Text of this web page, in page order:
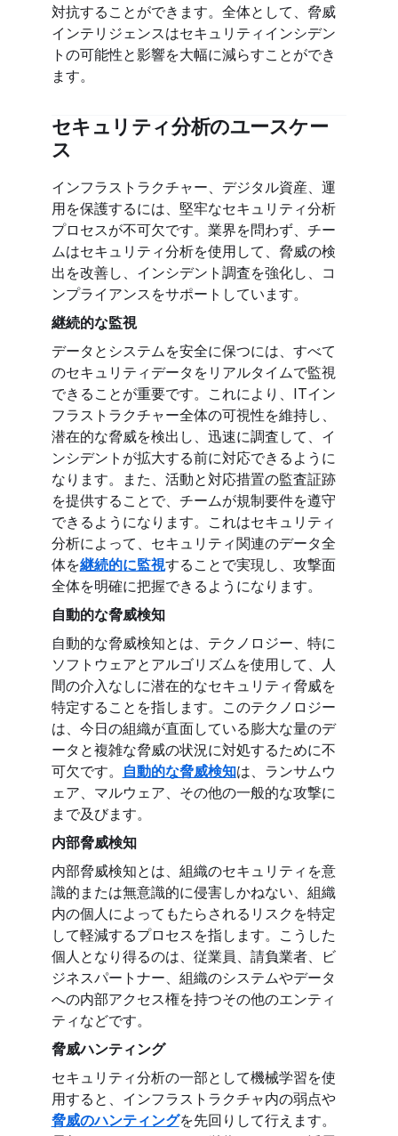
対抗することができます。全体として、脅威
インテリジェンスはセキュリティインシデン
トの可能性と影響を大幅に減らすことができ
ます。
セキュリティ分析のユースケー
ス
インフラストラクチャー、デジタル資産、運
用を保護するには、堅牢なセキュリティ分析
プロセスが不可欠です。業界を問わず、チー
ムはセキュリティ分析を使用して、脅威の検
出を改善し、インシデント調査を強化し、コ
ンプライアンスをサポートしています。
継続的な監視
データとシステムを安全に保つには、すべて
のセキュリティデータをリアルタイムで監視
できることが重要です。これにより、ITイン
フラストラクチャー全体の可視性を維持し、
潜在的な脅威を検出し、迅速に調査して、イ
ンシデントが拡大する前に対応できるように
なります。また、活動と対応措置の監査証跡
を提供することで、チームが規制要件を遵守
できるようになります。これはセキュリティ
分析によって、セキュリティ関連のデータ全
体を継続的に監視することで実現し、攻撃面
全体を明確に把握できるようになります。
自動的な脅威検知
自動的な脅威検知とは、テクノロジー、特に
ソフトウェアとアルゴリズムを使用して、人
間の介入なしに潜在的なセキュリティ脅威を
特定することを指します。このテクノロジー
は、今日の組織が直面している膨大な量のデ
ータと複雑な脅威の状況に対処するために不
可欠です。
自動的な脅威検知は、ランサムウ
ェア、マルウェア、その他の一般的な攻撃に
まで及びます。
内部脅威検知
内部脅威検知とは、組織のセキュリティを意
識的または無意識的に侵害しかねない、組織
内の個人によってもたらされるリスクを特定
して軽減するプロセスを指します。こうした
個人となり得るのは、従業員、請負業者、ビ
ジネスパートナー、組織のシステムやデータ
への内部アクセス権を持つその他のエンティ
ティなどです。
脅威ハンティング
セキュリティ分析の一部として機械学習を使
用すると、インフラストラクチャ内の弱点や
脅威のハンティングを先回りして行えます。